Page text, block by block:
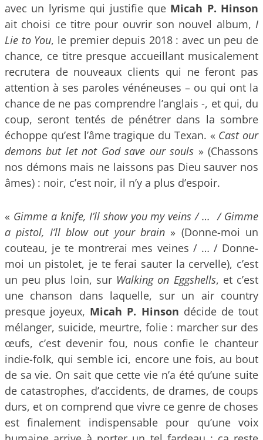
avec un lyrisme qui justifie que Micah P. Hinson
ait choisi ce titre pour ouvrir son nouvel album, I
Lie to You, le premier depuis 2018 : avec un peu de
chance, ce titre presque accueillant musicalement
recrutera de nouveaux clients qui ne feront pas
attention à ses paroles vénéneuses – ou qui ont la
chance de ne pas comprendre l’anglais -, et qui, du
coup, seront tentés de pénétrer dans la sombre
échoppe qu’est l’âme tragique du Texan. « Cast our
demons but let not God save our souls » (Chassons
nos démons mais ne laissons pas Dieu sauver nos
âmes) : noir, c’est noir, il n’y a plus d’espoir.
« Gimme a knife, I’ll show you my veins / … / Gimme
a pistol, I’ll blow out your brain » (Donne-moi un
couteau, je te montrerai mes veines / … / Donne-
moi un pistolet, je te ferai sauter la cervelle), c’est
un peu plus loin, sur Walking on Eggshells, et c’est
une chanson dans laquelle, sur un air country
presque joyeux, Micah P. Hinson décide de tout
mélanger, suicide, meurtre, folie : marcher sur des
œufs, c’est devenir fou, nous confie le chanteur
indie-folk, qui semble ici, encore une fois, au bout
de sa vie. On sait que cette vie n’a été qu’une suite
de catastrophes, d’accidents, de drames, de coups
durs, et on comprend que vivre ce genre de choses
est finalement indispensable pour qu’une voix